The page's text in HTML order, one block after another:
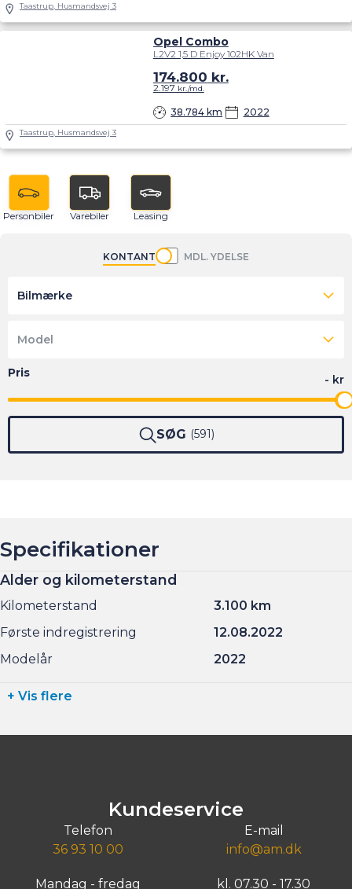
Taastrup, Husmandsvej 3
Opel Combo
L2V2 1,5 D Enjoy 102HK Van
38.784 km 2022
174.800 kr.
2.197 kr./md.
Taastrup, Husmandsvej 3
Personbiler Varebiler Leasing
KONTANT MDL. YDELSE
Bilmærke
Model
SØG 591
Specifikationer
Alder og kilometerstand
Kilometerstand
3.100 km
Første indregistrering
12.08.2022
Modelår
2022
+ Vis flere
Kundeservice
Telefon
36 93 10 00
E-mail
info@am.dk
Mandag - fredag kl. 07.30 - 17.30